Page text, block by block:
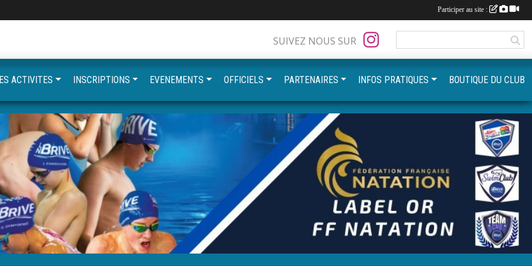
SUIVEZ NOUS SUR
ACTIVITES INSCRIPTIONS EVENEMENTS OFFICIELS PARTENAIRES INFOS PRATIQUES BOUTIQUE DU CLUB
Participer au site :